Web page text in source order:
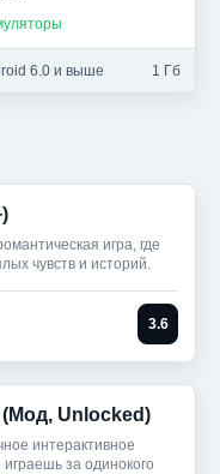
6.0 и выше 1 Гб
игра, где
чувств и историй.
3.6
(Мод, Unlocked)
интерактивное
за одинокого